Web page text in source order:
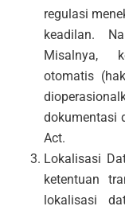
regulasi
keadilan.
Misalnya,
otomatis
dokumentasi
Act.
Lokalisasi
ketentuan
lokalisasi